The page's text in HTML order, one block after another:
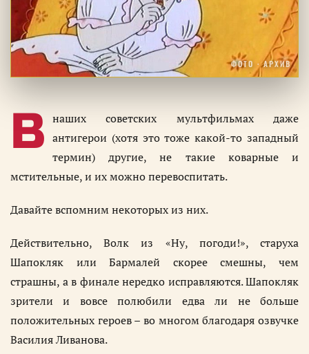
ФОТО · АРХИВ
В наших советских мультфильмах даже
антигерои (хотя это тоже какой-то западный
термин) другие, не такие коварные и
мстительные, и их можно перевоспитать.
Давайте вспомним некоторых из них.
Действительно, Волк из «Ну, погоди!», старуха
Шапокляк или Бармалей скорее смешны, чем
страшны, а в финале нередко исправляются. Шапокляк
зрители и вовсе полюбили едва ли не больше
положительных героев – во многом благодаря озвучке
Василия Ливанова.